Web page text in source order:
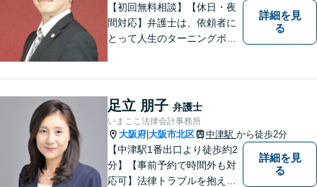
【初回無料相談】【休日・夜
間対応】弁護士は、依頼者に
とって人生のターニングポイ
え込むことなくまずはご相談
ください。【完全個室対応】
詳細を見
る
足立 朋子 弁護士
いまここ法律会計事務所
大阪府 大阪市北区 中津駅 から徒歩2分
【中津駅1番出口より徒歩約2
分】【事前予約で時間外も対
応可】法律トラブルを抱える
詳細を見
る